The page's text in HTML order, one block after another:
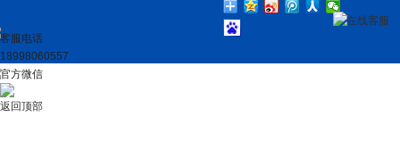
在线客服
客服电话
18998060557
官方微信
返回顶部